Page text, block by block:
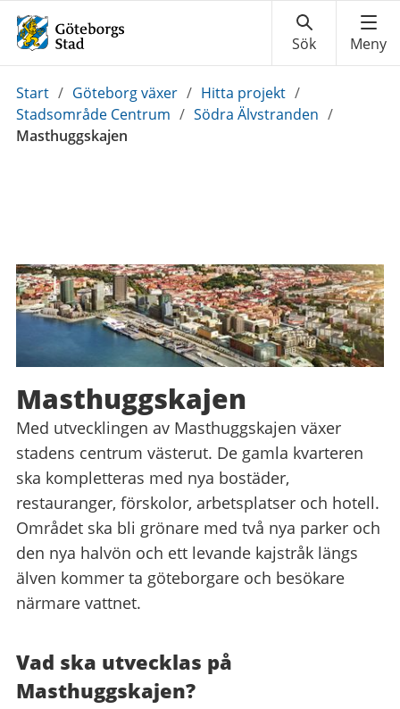
Du
är
här:
Start / Göteborg växer / Hitta projekt /
Stadsområde Centrum / Södra Älvstranden /
Masthuggskajen
Masthuggskajen
Med utvecklingen av Masthuggskajen växer
stadens centrum västerut. De gamla kvarteren
ska kompletteras med nya bostäder,
restauranger, förskolor, arbetsplatser och hotell.
Området ska bli grönare med två nya parker och
den nya halvön och ett levande kajstråk längs
älven kommer ta göteborgare och besökare
närmare vattnet.
Vad ska utvecklas på
Masthuggskajen?